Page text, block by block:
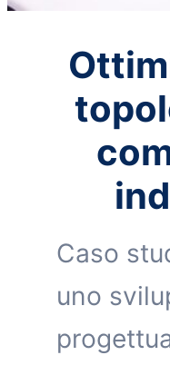
Caso
uno